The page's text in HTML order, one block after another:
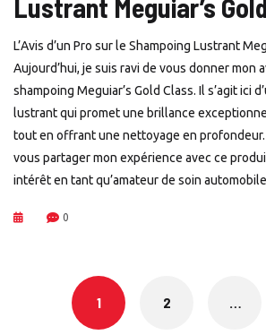
Lustrant Meguiar’s
L’Avis d’un Pro sur le Shampoing Lustrant
Aujourd’hui, je suis ravi de vous donner mon
shampoing Meguiar’s Gold Class. Il s’agit ici
lustrant qui promet une brillance
tout en offrant une nettoyage en profondeur.
vous partager mon expérience avec ce
intérêt en tant qu’amateur de soin
0
navigation
1 2